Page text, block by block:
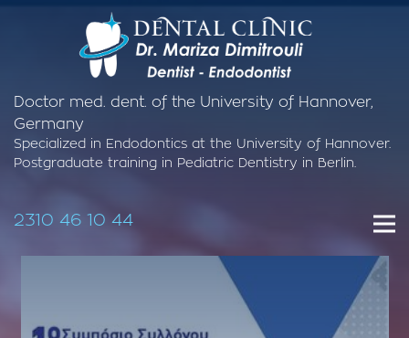
Doctor med. dent. of the University of Hannover,
Germany
Specialized in Endodontics at the University of Hannover.
Postgraduate training in Pediatric Dentistry in Berlin.
2310 46 10 44